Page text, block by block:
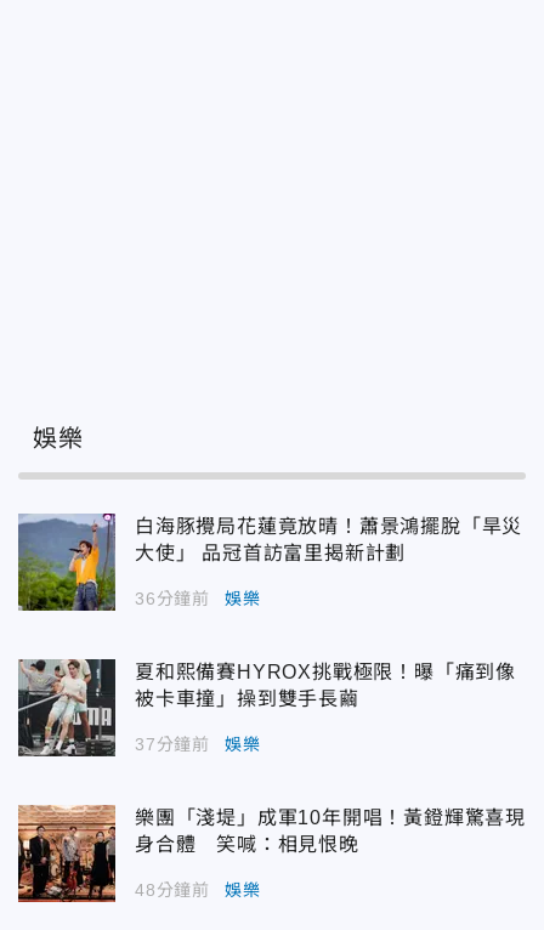
娛樂
白海豚攪局花蓮竟放晴！蕭景鴻擺脫「旱災
大使」 品冠首訪富里揭新計劃
36分鐘前 娛樂
夏和熙備賽HYROX挑戰極限！曝「痛到像
被卡車撞」操到雙手長繭
37分鐘前 娛樂
樂團「淺堤」成軍10年開唱！黃鐙輝驚喜現
身合體 笑喊：相見恨晚
48分鐘前 娛樂